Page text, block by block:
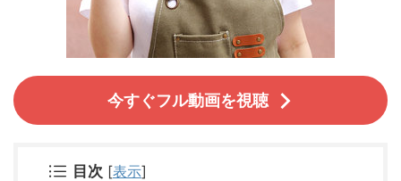
今すぐフル動画を視聴
目次 [表示]